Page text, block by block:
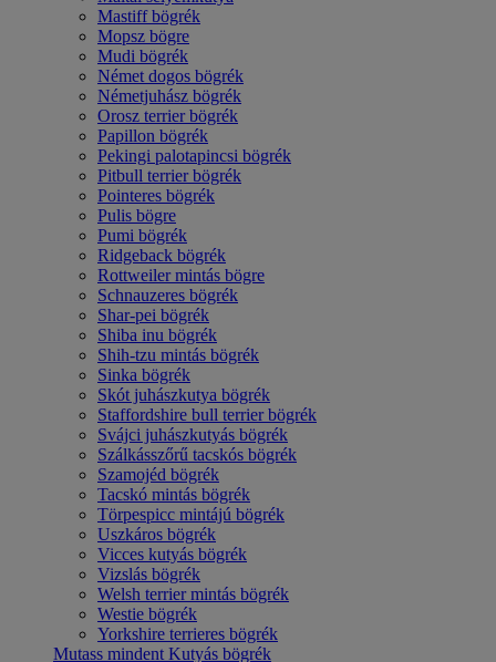
Mastiff bögrék
Mopsz bögre
Mudi bögrék
Német dogos bögrék
Németjuhász bögrék
Orosz terrier bögrék
Papillon bögrék
Pekingi palotapincsi bögrék
Pitbull terrier bögrék
Pointeres bögrék
Pulis bögre
Pumi bögrék
Ridgeback bögrék
Rottweiler mintás bögre
Schnauzeres bögrék
Shar-pei bögrék
Shiba inu bögrék
Shih-tzu mintás bögrék
Sinka bögrék
Skót juhászkutya bögrék
Staffordshire bull terrier bögrék
Svájci juhászkutyás bögrék
Szálkásszőrű tacskós bögrék
Szamojéd bögrék
Tacskó mintás bögrék
Törpespicc mintájú bögrék
Uszkáros bögrék
Vicces kutyás bögrék
Vizslás bögrék
Welsh terrier mintás bögrék
Westie bögrék
Yorkshire terrieres bögrék
Mutass mindent Kutyás bögrék